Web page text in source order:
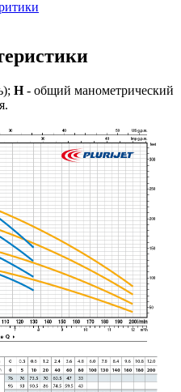
H- общий манометрический